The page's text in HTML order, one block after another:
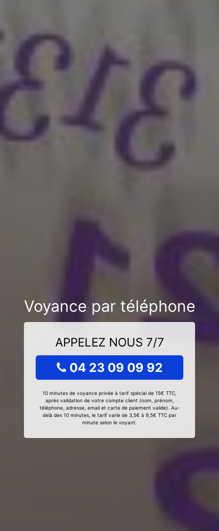
Voyance par téléphone
APPELEZ NOUS 7/7
04 23 09 09 92
10 minutes de voyance privée à tarif spécial de 15€ TTC,
après validation de votre compte client (nom, prénom,
téléphone, adresse, email et carte de paiement valide). Au-
delà des 10 minutes, le tarif varie de 3,5€ à 9,5€ TTC par
minute selon le voyant.